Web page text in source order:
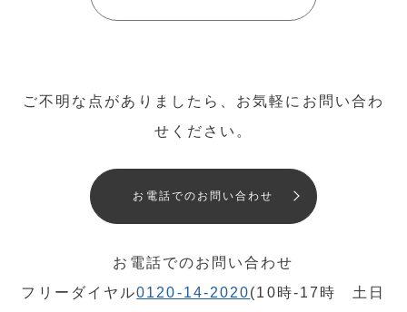
ご不明な点がありましたら、お気軽にお問い合わ
せください。
お電話でのお問い合わせ
お電話でのお問い合わせ
フリーダイヤル0120-14-2020(10時-17時 土日